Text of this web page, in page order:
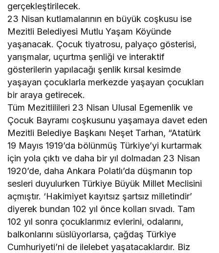
gerçekleştirilecek.
23 Nisan kutlamalarının en büyük coşkusu ise
Mezitli Belediyesi Mutlu Yaşam Köyünde
yaşanacak. Çocuk tiyatrosu, palyaço gösterisi,
yarışmalar, uçurtma şenliği ve interaktif
gösterilerin yapılacağı şenlik kırsal kesimde
yaşayan çocuklarla merkezde yaşayan çocukları
bir araya getirecek.
Tüm Mezitlilileri 23 Nisan Ulusal Egemenlik ve
Çocuk Bayramı coşkusunu yaşamaya davet eden
Mezitli Belediye Başkanı Neşet Tarhan, “Atatürk
19 Mayıs 1919’da bölünmüş Türkiye’yi kurtarmak
için yola çıktı ve daha bir yıl dolmadan 23 Nisan
1920’de, daha Ankara Polatlı’da düşmanın top
sesleri duyulurken Türkiye Büyük Millet Meclisini
açmıştır. ‘Hakimiyet kayıtsız şartsız milletindir’
diyerek bundan 102 yıl önce kolları sıvadı. Tam
102 yıl sonra çocuklarımız evlerini, odalarını,
balkonlarını süslüyorlarsa, çağdaş Türkiye
Cumhuriyeti’ni de ilelebet yaşatacaklardır. Biz